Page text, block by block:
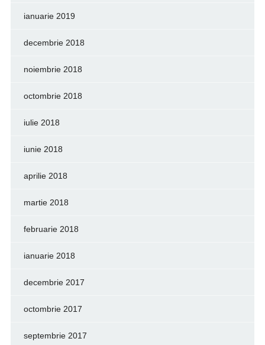
ianuarie 2019
decembrie 2018
noiembrie 2018
octombrie 2018
iulie 2018
iunie 2018
aprilie 2018
martie 2018
februarie 2018
ianuarie 2018
decembrie 2017
octombrie 2017
septembrie 2017